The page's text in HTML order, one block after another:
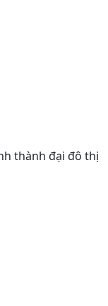
thành đại đô thị